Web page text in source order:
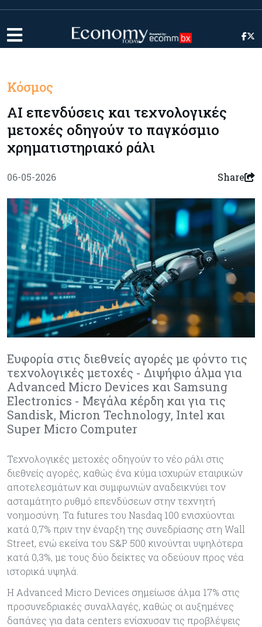
Κόσμος
AI επενδύσεις και τεχνολογικές
μετοχές οδηγούν το παγκόσμιο
χρηματιστηριακό ράλι
06-05-2026 Share
Ευφορία στις διεθνείς αγορές με φόντο τις
τεχνολογικές μετοχές - Διψήφιο άλμα για
Advanced Micro Devices και Samsung
Electronics - Μεγάλα κέρδη και για τις
Sandisk, Micron Technology, Intel και
Super Micro Computer
Τεχνολογικές μετοχές οδηγούν το νέο ράλι στις
διεθνείς αγορές, καθώς ένα κύμα ισχυρών εταιρικών
αποτελεσμάτων και συμφωνιών αναδεικνύει τον
ασταμάτητο ρυθμό επενδύσεων στην τεχνητή
νοημοσύνη. Τα futures του Nasdaq 100 ενισχύονται
κατά 0,7% πριν την έναρξη της συνεδρίασης στη Wall
Street, ενώ εκείνα του S&P 500 κινούνται υψηλότερα
κατά 0,3%, με τους δύο δείκτες να οδεύουν προς νέα
ιστορικά υψηλά.
Η Advanced Micro Devices σημείωσε άλμα 17% στις
προσυνεδριακές συναλλαγές, καθώς οι αυξημένες
δαπάνες για data centers ενίσχυσαν τις προβλέψεις